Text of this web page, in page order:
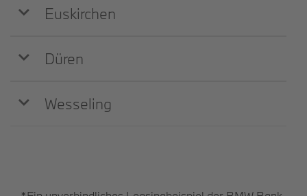
Euskirchen
Düren
Wesseling